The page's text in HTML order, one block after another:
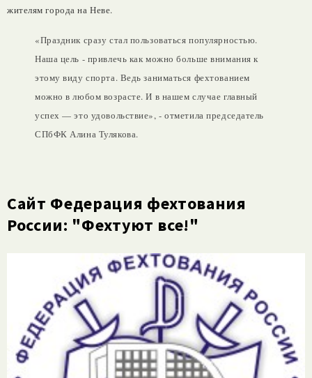
жителям города на Неве.
«Праздник сразу стал пользоваться популярностью.
Наша цель - привлечь как можно больше внимания к
этому виду спорта. Ведь заниматься фехтованием
можно в любом возрасте. И в нашем случае главный
успех — это удовольствие», - отметила председатель
СПбФК Алина Тулякова.
Сайт Федерация фехтования
России: "Фехтуют все!"